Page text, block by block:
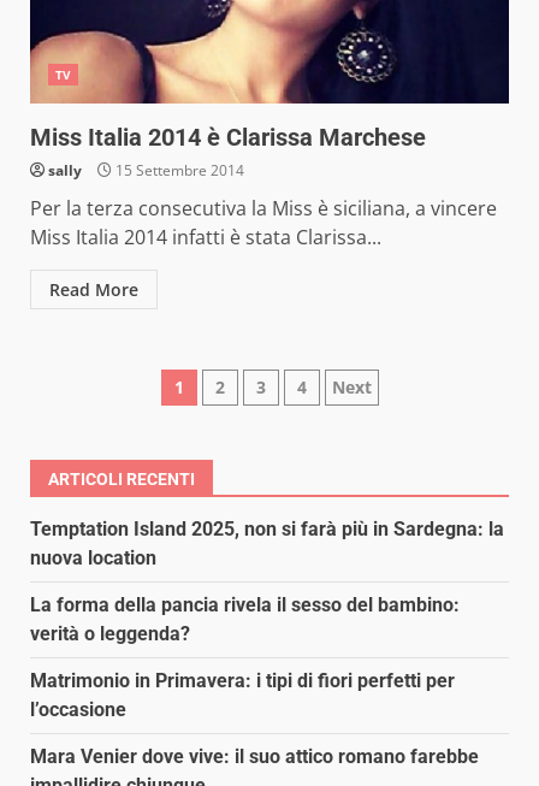
TV
Miss Italia 2014 è Clarissa Marchese
sally 15 Settembre 2014
Per la terza consecutiva la Miss è siciliana, a vincere
Miss Italia 2014 infatti è stata Clarissa...
Read More
Paginazione
articoli
1 2 3 4 Next
ARTICOLI RECENTI
Temptation Island 2025, non si farà più in Sardegna: la
nuova location
La forma della pancia rivela il sesso del bambino:
verità o leggenda?
Matrimonio in Primavera: i tipi di fiori perfetti per
l’occasione
Mara Venier dove vive: il suo attico romano farebbe